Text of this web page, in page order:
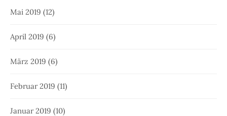
Mai 2019 (12)
April 2019 (6)
März 2019 (6)
Februar 2019 (11)
Januar 2019 (10)